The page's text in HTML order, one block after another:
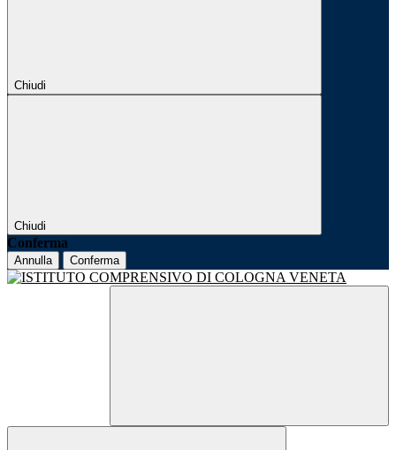
Chiudi
Chiudi
Conferma
Annulla Conferma